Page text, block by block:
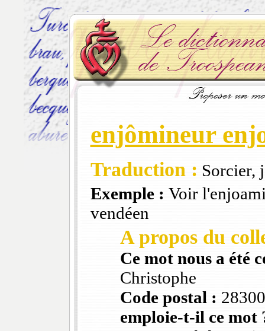
enjômineur
Traduction : Sorcier,
Exemple : Voir
vendéen
A propos du
Ce mot nous a été
Christophe
Code postal :
emploie-t-il ce mot